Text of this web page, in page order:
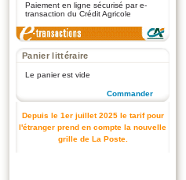
Paiement en ligne sécurisé par e-
transaction du Crédit Agricole
Panier littéraire
Le panier est vide
Commander
Depuis le 1er juillet 2025 le tarif pour
l'étranger prend en compte la nouvelle
grille de La Poste.